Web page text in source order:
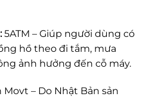
5ATM – Giúp người dùng có
hồ theo đi tắm, mưa
ảnh hưởng đến cỗ máy.
Movt – Do Nhật Bản sản